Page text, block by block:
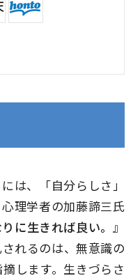
は、「自分らしさ」
理学者の加藤諦三氏
に生きれば良い。』
れるのは、無意識の
します。生きづらさ